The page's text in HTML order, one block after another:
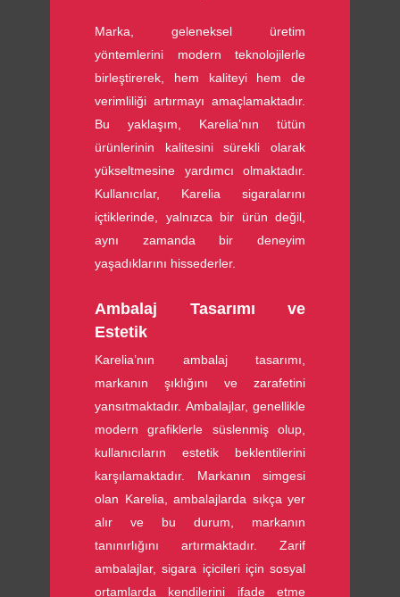
Marka, geleneksel üretim
yöntemlerini modern teknolojilerle
birleştirerek, hem kaliteyi hem de
verimliliği artırmayı amaçlamaktadır.
Bu yaklaşım, Karelia’nın tütün
ürünlerinin kalitesini sürekli olarak
yükseltmesine yardımcı olmaktadır.
Kullanıcılar, Karelia sigaralarını
içtiklerinde, yalnızca bir ürün değil,
aynı zamanda bir deneyim
yaşadıklarını hissederler.
Ambalaj Tasarımı ve
Estetik
Karelia’nın ambalaj tasarımı,
markanın şıklığını ve zarafetini
yansıtmaktadır. Ambalajlar, genellikle
modern grafiklerle süslenmiş olup,
kullanıcıların estetik beklentilerini
karşılamaktadır. Markanın simgesi
olan Karelia, ambalajlarda sıkça yer
alır ve bu durum, markanın
tanınırlığını artırmaktadır. Zarif
ambalajlar, sigara içicileri için sosyal
ortamlarda kendilerini ifade etme